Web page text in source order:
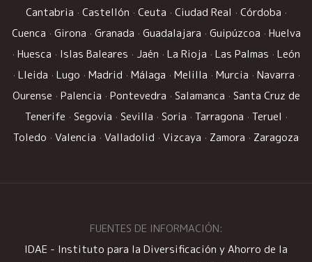
Cantabria · Castellón · Ceuta · Ciudad Real · Córdoba ·
Cuenca · Girona · Granada · Guadalajara · Guipúzcoa · Huelva
· Huesca · Islas Baleares · Jaén · La Rioja · Las Palmas · León
· Lleida · Lugo · Madrid · Málaga · Melilla · Murcia · Navarra ·
Ourense · Palencia · Pontevedra · Salamanca · Santa Cruz de
Tenerife · Segovia · Sevilla · Soria · Tarragona · Teruel ·
Toledo · Valencia · Valladolid · Vizcaya · Zamora · Zaragoza
FUENTES DE INFORMACIÓN:
IDAE - Instituto para la Diversificación y Ahorro de la